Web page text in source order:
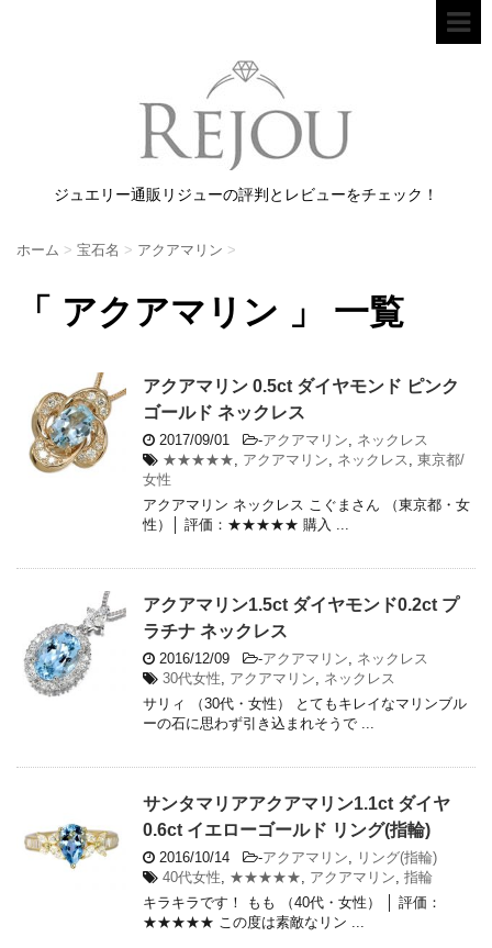
ジュエリー通販リジューの評判とレビューをチェック！
ホーム > 宝石名 > アクアマリン >
「 アクアマリン 」 一覧
アクアマリン 0.5ct ダイヤモンド ピンク
ゴールド ネックレス
2017/09/01 -アクアマリン
ネックレス
★★★★★
アクアマリン ネックレス
東京都/
女性
アクアマリン ネックレス こぐまさん （東京都・女
性）│ 評価：★★★★★ 購入 ...
アクアマリン1.5ct ダイヤモンド0.2ct プ
ラチナ ネックレス
2016/12/09 -アクアマリン
ネックレス
30代女性
アクアマリン
ネックレス
サリィ （30代・女性） とてもキレイなマリンブル
ーの石に思わず引き込まれそうで ...
サンタマリアアクアマリン1.1ct ダイヤ
0.6ct イエローゴールド リング(指輪)
2016/10/14 -アクアマリン
リング(指輪)
40代女性
★★★★★ アクアマリン 指輪
キラキラです！ もも （40代・女性） │ 評価：
★★★★★ この度は素敵なリン ...